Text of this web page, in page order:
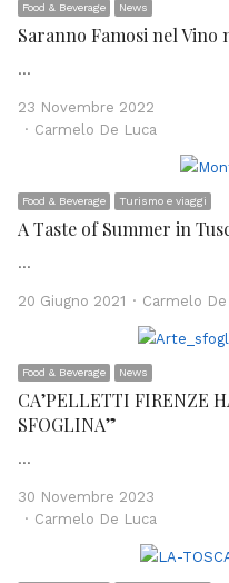
Food & Beverage News
Saranno Famosi nel
…
23 Novembre 2022
Author
Carmelo De Luca
Food & Beverage Turismo e viaggi
A Taste of Summer in
…
20 Giugno 2021 Author
Carmelo
Food & Beverage News
CA’PELLETTI FIRENZE
SFOGLINA”
…
30 Novembre 2023
Author
Carmelo De Luca